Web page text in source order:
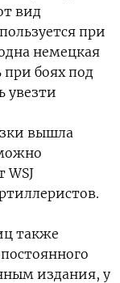
вид
при
немецкая
при боях под
увезти
вышла
WSJ
также
издания, у